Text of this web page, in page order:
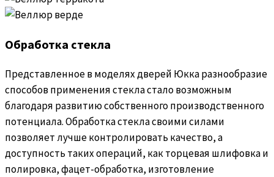
Обработка стекла
Представленное в моделях дверей Юкка разнообразие
способов применения стекла стало возможным
благодаря развитию собственного производственного
потенциала. Обработка стекла своими силами
позволяет лучше контролировать качество, а
доступность таких операций, как торцевая шлифовка и
полировка, фацет-обработка, изготовление